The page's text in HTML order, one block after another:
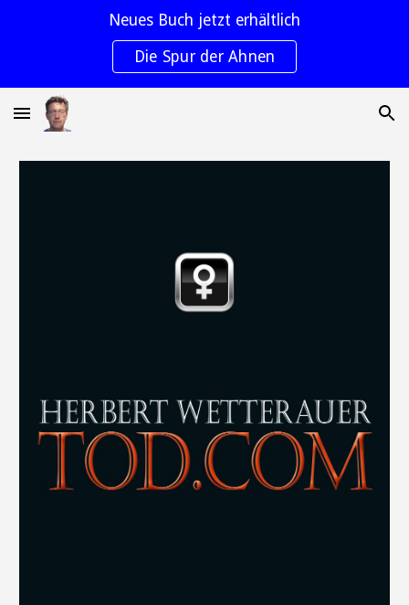
Neues Buch jetzt erhältlich
Die Spur der Ahnen